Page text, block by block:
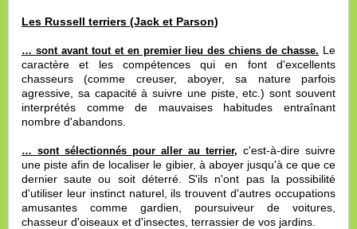
Les Russell terriers (Jack et Parson)
… sont avant tout et en premier lieu des chiens de chasse. Le
caractère et les compétences qui en font d'excellents
chasseurs (comme creuser, aboyer, sa nature parfois
agressive, sa capacité à suivre une piste, etc.) sont souvent
interprétés comme de mauvaises habitudes entraînant
nombre d'abandons.
… sont sélectionnés pour aller au terrier, c'est-à-dire suivre
une piste afin de localiser le gibier, à aboyer jusqu'à ce que ce
dernier saute ou soit déterré. S'ils n'ont pas la possibilité
d'utiliser leur instinct naturel, ils trouvent d'autres occupations
amusantes comme gardien, poursuiveur de voitures,
chasseur d'oiseaux et d'insectes, terrassier de vos jardins.